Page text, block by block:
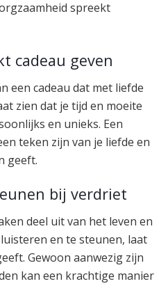
spreekt
cadeau geven
een cadeau dat met liefde
zien dat je tijd en moeite
en unieks. Een
teken zijn van je liefde en
geeft.
bij verdriet
deel uit van het leven en
en te steunen, laat
Gewoon aanwezig zijn
kan een krachtige manier